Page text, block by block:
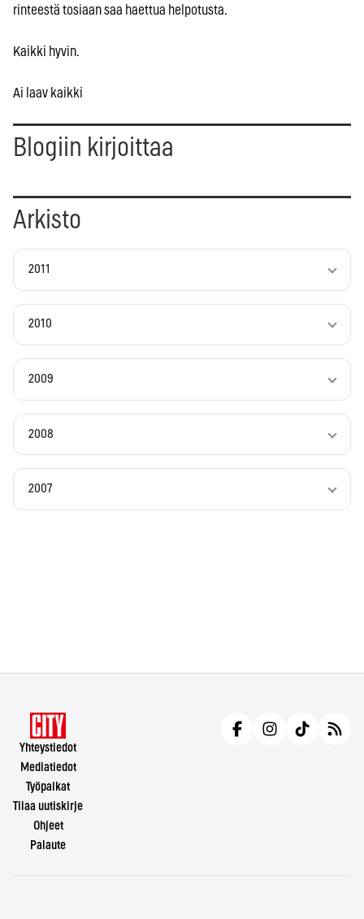
rinteestä tosiaan saa haettua helpotusta.
Kaikki hyvin.
Ai laav kaikki
Blogiin kirjoittaa
Arkisto
2011
2010
2009
2008
2007
Yhteystiedot
Mediatiedot
Työpaikat
Tilaa uutiskirje
Ohjeet
Palaute